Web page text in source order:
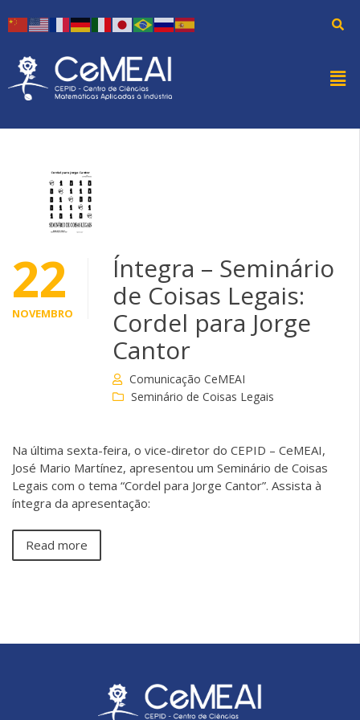
22
NOVEMBRO
Íntegra – Seminário
de Coisas Legais:
Cordel para Jorge
Cantor
Comunicação CeMEAI
Seminário de Coisas Legais
Na última sexta-feira, o vice-diretor do CEPID – CeMEAI,
José Mario Martínez, apresentou um Seminário de Coisas
Legais com o tema “Cordel para Jorge Cantor”. Assista à
íntegra da apresentação:
Read more